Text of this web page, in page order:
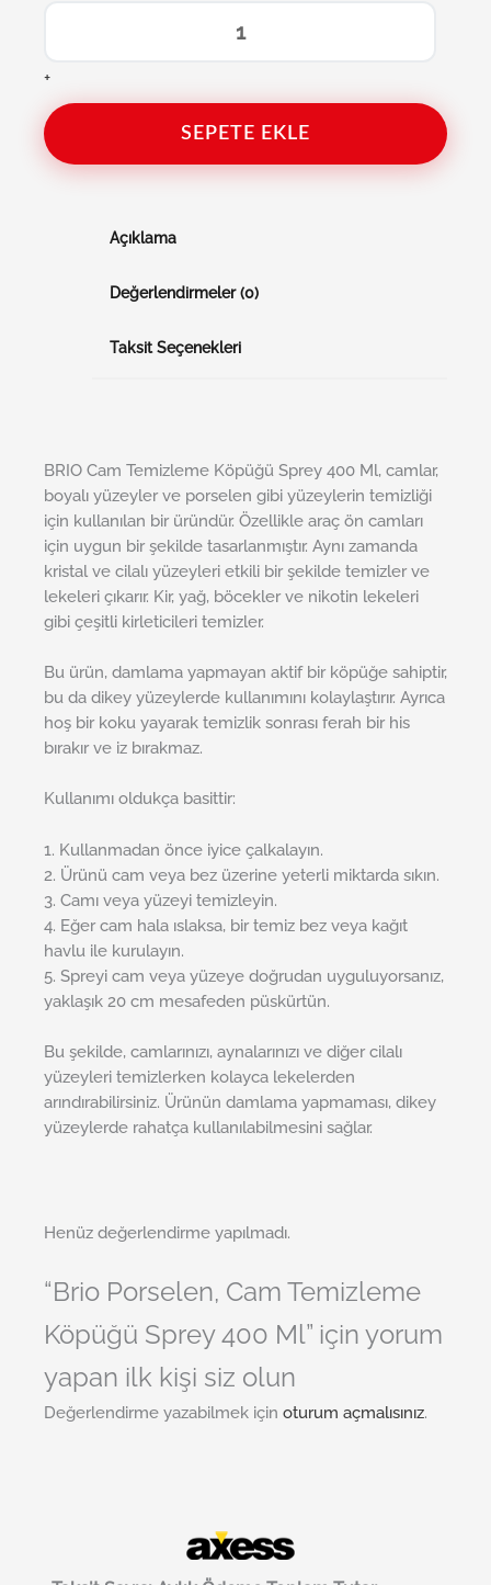
+
SEPETE EKLE
Açıklama
Değerlendirmeler (0)
Taksit Seçenekleri
BRIO Cam Temizleme Köpüğü Sprey 400 Ml, camlar,
boyalı yüzeyler ve porselen gibi yüzeylerin temizliği
için kullanılan bir üründür. Özellikle araç ön camları
için uygun bir şekilde tasarlanmıştır. Aynı zamanda
kristal ve cilalı yüzeyleri etkili bir şekilde temizler ve
lekeleri çıkarır. Kir, yağ, böcekler ve nikotin lekeleri
gibi çeşitli kirleticileri temizler.
Bu ürün, damlama yapmayan aktif bir köpüğe sahiptir,
bu da dikey yüzeylerde kullanımını kolaylaştırır. Ayrıca
hoş bir koku yayarak temizlik sonrası ferah bir his
bırakır ve iz bırakmaz.
Kullanımı oldukça basittir:
1. Kullanmadan önce iyice çalkalayın.
2. Ürünü cam veya bez üzerine yeterli miktarda sıkın.
3. Camı veya yüzeyi temizleyin.
4. Eğer cam hala ıslaksa, bir temiz bez veya kağıt
havlu ile kurulayın.
5. Spreyi cam veya yüzeye doğrudan uyguluyorsanız,
yaklaşık 20 cm mesafeden püskürtün.
Bu şekilde, camlarınızı, aynalarınızı ve diğer cilalı
yüzeyleri temizlerken kolayca lekelerden
arındırabilirsiniz. Ürünün damlama yapmaması, dikey
yüzeylerde rahatça kullanılabilmesini sağlar.
Henüz değerlendirme yapılmadı.
“Brio Porselen, Cam Temizleme
Köpüğü Sprey 400 Ml” için yorum
yapan ilk kişi siz olun
Değerlendirme yazabilmek için oturum açmalısınız.